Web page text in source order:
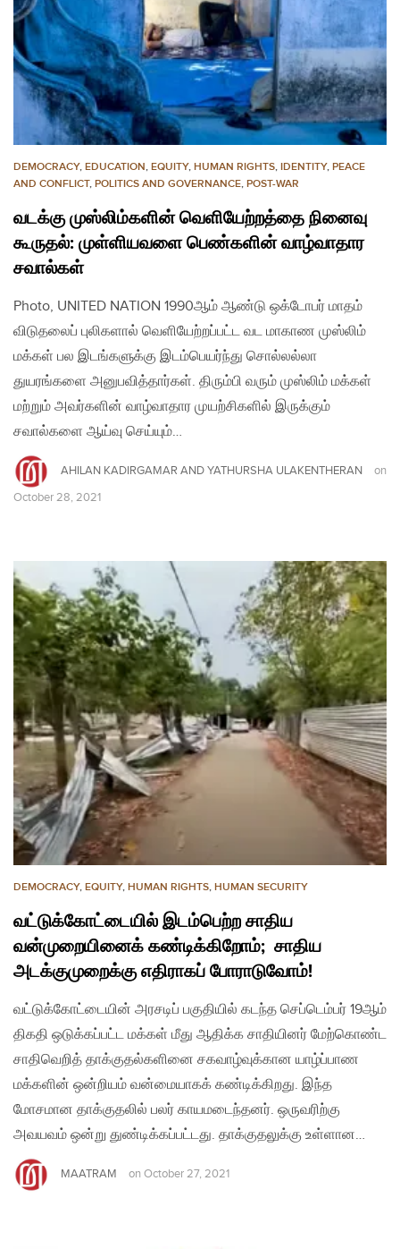
DEMOCRACY, EDUCATION, EQUITY, HUMAN RIGHTS, IDENTITY, PEACE
AND CONFLICT, POLITICS AND GOVERNANCE, POST-WAR
வடக்கு முஸ்லிம்களின் வெளியேற்றத்தை நினைவு
கூருதல்: முள்ளியவளை பெண்களின் வாழ்வாதார
சவால்கள்
Photo, UNITED NATION 1990ஆம் ஆண்டு ஒக்டோபர் மாதம்
விடுதலைப் புலிகளால் வெளியேற்றப்பட்ட வட மாகாண முஸ்லிம்
மக்கள் பல இடங்களுக்கு இடம்பெயர்ந்து சொல்லல்லா
துயரங்களை அனுபவித்தார்கள். திரும்பி வரும் முஸ்லிம் மக்கள்
மற்றும் அவர்களின் வாழ்வாதார முயற்சிகளில் இருக்கும்
சவால்களை ஆய்வு செய்யும்…
AHILAN KADIRGAMAR AND YATHURSHA ULAKENTHERAN
on
October 28, 2021
DEMOCRACY, EQUITY, HUMAN RIGHTS, HUMAN SECURITY
வட்டுக்கோட்டையில் இடம்பெற்ற சாதிய
வன்முறையினைக் கண்டிக்கிறோம்; சாதிய
அடக்குமுறைக்கு எதிராகப் போராடுவோம்!
வட்டுக்கோட்டையின் அரசடிப் பகுதியில் கடந்த செப்டெம்பர் 19ஆம்
திகதி ஒடுக்கப்பட்ட மக்கள் மீது ஆதிக்க சாதியினர் மேற்கொண்ட
சாதிவெறித் தாக்குதல்களினை சகவாழ்வுக்கான யாழ்ப்பாண
மக்களின் ஒன்றியம் வன்மையாகக் கண்டிக்கிறது. இந்த
மோசமான தாக்குதலில் பலர் காயமடைந்தனர். ஒருவரிற்கு
அவயவம் ஒன்று துண்டிக்கப்பட்டது. தாக்குதலுக்கு உள்ளான‌…
MAATRAM on October 27, 2021